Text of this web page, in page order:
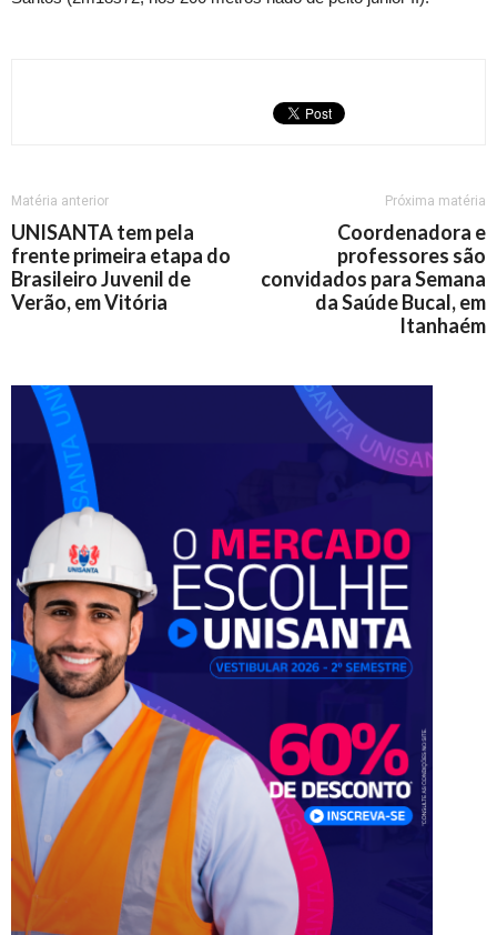
Matéria anterior
UNISANTA tem pela
frente primeira etapa do
Brasileiro Juvenil de
Verão, em Vitória
Próxima matéria
Coordenadora e
professores são
convidados para Semana
da Saúde Bucal, em
Itanhaém